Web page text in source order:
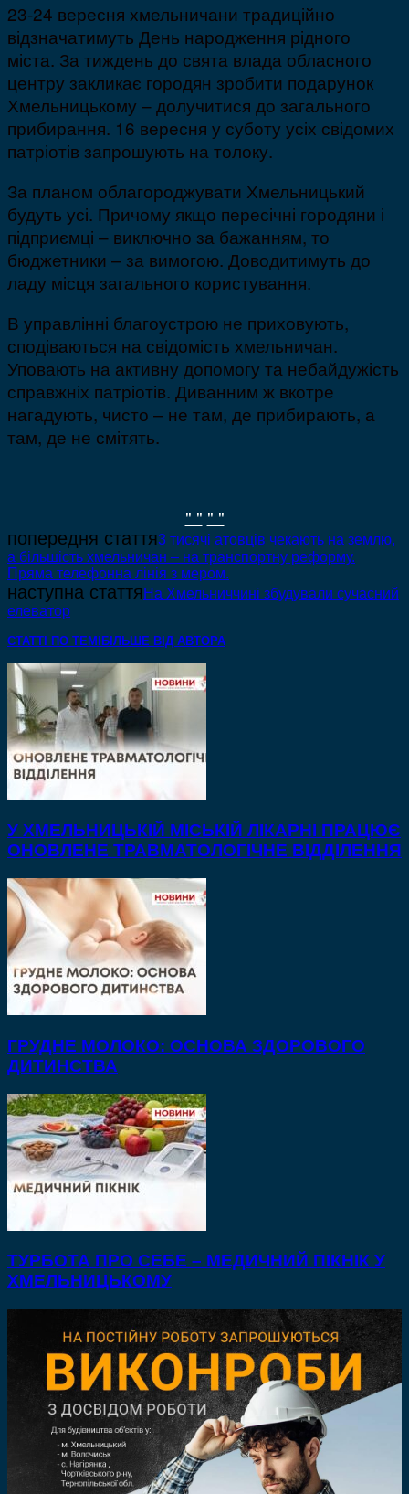
23-24 вересня хмельничани традиційно
відзначатимуть День народження рідного
міста. За тиждень до свята влада обласного
центру закликає городян зробити подарунок
Хмельницькому – долучитися до загального
прибирання. 16 вересня у суботу усіх свідомих
патріотів запрошують на толоку.
За планом облагороджувати Хмельницький
будуть усі. Причому якщо пересічні городяни і
підприємці – виключно за бажанням, то
бюджетники – за вимогою. Доводитимуть до
ладу місця загального користування.
В управлінні благоустрою не приховують,
сподіваються на свідомість хмельничан.
Уповають на активну допомогу та небайдужість
справжніх патріотів. Диванним ж вкотре
нагадують, чисто – не там, де прибирають, а
там, де не смітять.
" " " "
попередня стаття3 тисячі атовців чекають на землю,
а більшість хмельничан – на транспортну реформу.
Пряма телефонна лінія з мером.
наступна статтяНа Хмельниччині збудували сучасний
елеватор
СТАТТІ ПО ТЕМІ БІЛЬШЕ ВІД АВТОРА
У ХМЕЛЬНИЦЬКІЙ МІСЬКІЙ ЛІКАРНІ ПРАЦЮЄ
ОНОВЛЕНЕ ТРАВМАТОЛОГІЧНЕ ВІДДІЛЕННЯ
ГРУДНЕ МОЛОКО: ОСНОВА ЗДОРОВОГО
ДИТИНСТВА
ТУРБОТА ПРО СЕБЕ – МЕДИЧНИЙ ПІКНІК У
ХМЕЛЬНИЦЬКОМУ